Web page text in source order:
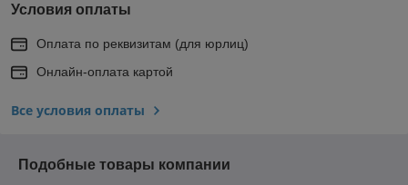
Условия оплаты
Оплата по реквизитам (для юрлиц)
Онлайн-оплата картой
Все условия оплаты
Подобные товары компании